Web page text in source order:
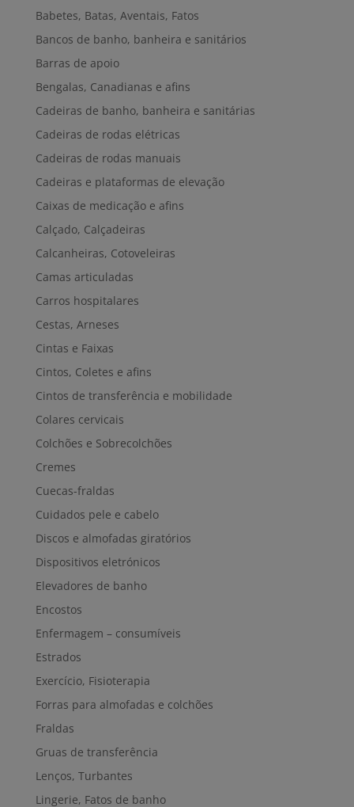
Babetes, Batas, Aventais, Fatos
Bancos de banho, banheira e sanitários
Barras de apoio
Bengalas, Canadianas e afins
Cadeiras de banho, banheira e sanitárias
Cadeiras de rodas elétricas
Cadeiras de rodas manuais
Cadeiras e plataformas de elevação
Caixas de medicação e afins
Calçado, Calçadeiras
Calcanheiras, Cotoveleiras
Camas articuladas
Carros hospitalares
Cestas, Arneses
Cintas e Faixas
Cintos, Coletes e afins
Cintos de transferência e mobilidade
Colares cervicais
Colchões e Sobrecolchões
Cremes
Cuecas-fraldas
Cuidados pele e cabelo
Discos e almofadas giratórios
Dispositivos eletrónicos
Elevadores de banho
Encostos
Enfermagem – consumíveis
Estrados
Exercício, Fisioterapia
Forras para almofadas e colchões
Fraldas
Gruas de transferência
Lenços, Turbantes
Lingerie, Fatos de banho